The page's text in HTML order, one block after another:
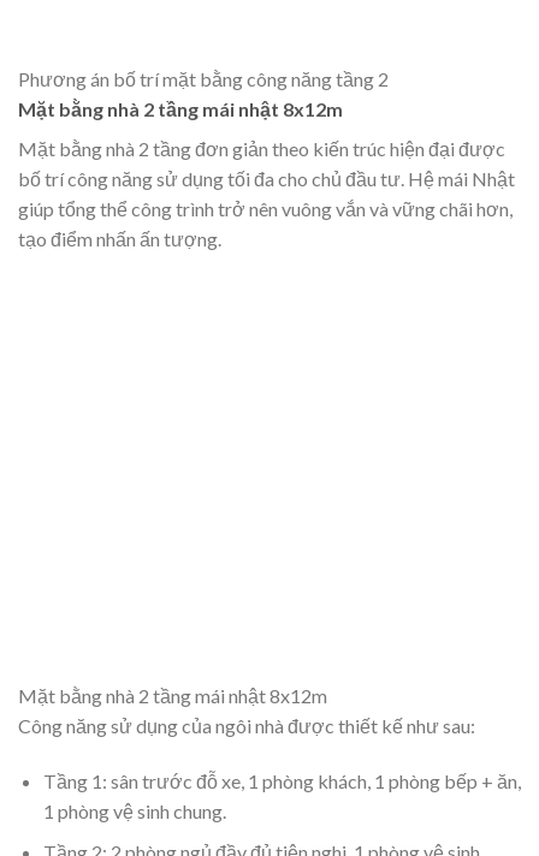
Phương án bố trí mặt bằng công năng tầng 2
Mặt bằng nhà 2 tầng mái nhật 8x12m
Mặt bằng nhà 2 tầng đơn giản theo kiến trúc hiện đại được
bố trí công năng sử dụng tối đa cho chủ đầu tư. Hệ mái Nhật
giúp tổng thể công trình trở nên vuông vắn và vững chãi hơn,
tạo điểm nhấn ấn tượng.
Mặt bằng nhà 2 tầng mái nhật 8x12m
Công năng sử dụng của ngôi nhà được thiết kế như sau:
Tầng 1: sân trước đỗ xe, 1 phòng khách, 1 phòng bếp + ăn,
1 phòng vệ sinh chung.